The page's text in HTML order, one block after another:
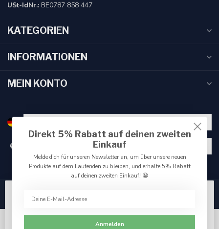
USt-IdNr.: BE0787 858 447
KATEGORIEN
INFORMATIONEN
MEIN KONTO
€
Verwendung von Cookies, um das beste Seitenerlebnis
Direkt 5% Rabatt auf deinen zweiten
Einkauf
Melde dich für unseren Newsletter an, um über unsere neuen
Produkte auf dem Laufenden zu bleiben, und erhalte 5% Rabatt
auf deinen zweiten Einkauf! 😀
Anmelden